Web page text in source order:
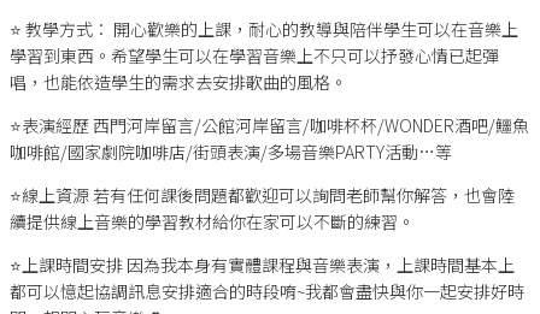
⭐️ 教學方式： 開心歡樂的上課，耐心的教導與陪伴學生可以在音樂上
學習到東西。希望學生可以在學習音樂上不只可以抒發心情已起彈
唱，也能依造學生的需求去安排歌曲的風格。
⭐️表演經歷 西門河岸留言/公館河岸留言/咖啡杯杯/WONDER酒吧/鱷魚
咖啡館/國家劇院咖啡店/街頭表演/多場音樂PARTY活動…等
⭐️線上資源 若有任何課後問題都歡迎可以詢問老師幫你解答，也會陸
續提供線上音樂的學習教材給你在家可以不斷的練習。
⭐️上課時間安排 因為我本身有實體課程與音樂表演，上課時間基本上
都可以憶起協調訊息安排適合的時段唷~我都會盡快與你一起安排好時